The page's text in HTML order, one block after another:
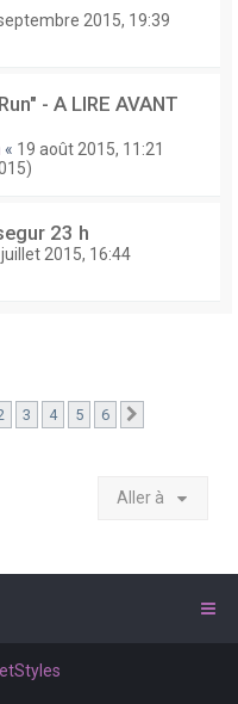
2015, 19:39
- A LIRE AVANT
« 19 août 2015, 11:21
23 h
2015, 16:44
3 4 5 6
Aller à